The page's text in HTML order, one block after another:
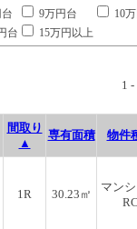
9万円台
10
台 15万円以上
1 -
間取り
▲
専有面積 物件
1R 30.23㎡
マン
RC